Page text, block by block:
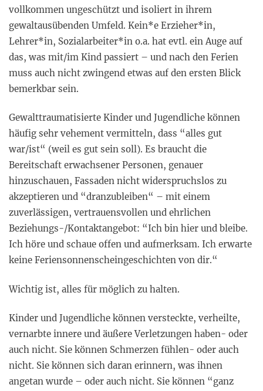
vollkommen ungeschützt und isoliert in ihrem
gewaltausübenden Umfeld. Kein*e Erzieher*in,
Lehrer*in, Sozialarbeiter*in o.a. hat evtl. ein Auge auf
das, was mit/im Kind passiert – und nach den Ferien
muss auch nicht zwingend etwas auf den ersten Blick
bemerkbar sein.
Gewalttraumatisierte Kinder und Jugendliche können
häufig sehr vehement vermitteln, dass “alles gut
war/ist“ (weil es gut sein soll). Es braucht die
Bereitschaft erwachsener Personen, genauer
hinzuschauen, Fassaden nicht widerspruchslos zu
akzeptieren und “dranzubleiben“ – mit einem
zuverlässigen, vertrauensvollen und ehrlichen
Beziehungs-/Kontaktangebot: “Ich bin hier und bleibe.
Ich höre und schaue offen und aufmerksam. Ich erwarte
keine Feriensonnenscheingeschichten von dir.“
Wichtig ist, alles für möglich zu halten.
Kinder und Jugendliche können versteckte, verheilte,
vernarbte innere und äußere Verletzungen haben- oder
auch nicht. Sie können Schmerzen fühlen- oder auch
nicht. Sie können sich daran erinnern, was ihnen
angetan wurde – oder auch nicht. Sie können “ganz